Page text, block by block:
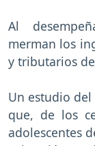
Al
merman los
y tributarios
Un estudio
que, de los
adolescentes